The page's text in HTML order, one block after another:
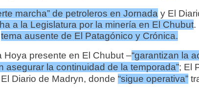
marcha” de petroleros en Jornada y El
a la Legislatura por la minería en El Chubut.
tema ausente de El Patagónico y Crónica.
Hoya presente en El Chubut –“garantizan la
asegurar la continuidad de la temporada”; El
Diario de Madryn, donde “sigue operativa”